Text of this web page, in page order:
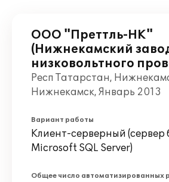
OOO "Преттль-НК"
(Нижнекамский
низковольтного
Респ Татарстан,
Нижнекамск, Январь 2013
Вариант работы
Клиент-серверный
Microsoft SQL Server)
Общее число автоматизированных